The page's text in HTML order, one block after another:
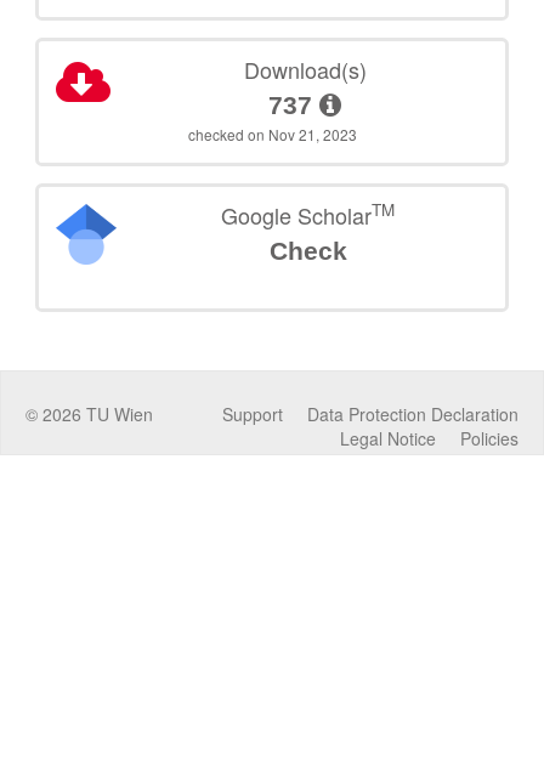
Download(s)
737
checked on Nov 21, 2023
Google ScholarTM
Check
© 2026 TU Wien Data Protection Declaration
Support
Policies
Legal Notice